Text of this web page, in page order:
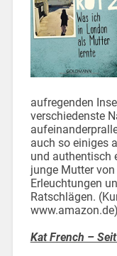
aufregenden
verschiedenste
auch so einiges
und authentisch
junge Mutter
Erleuchtungen
Ratschlägen.
www.amazon.de)
Kat French –